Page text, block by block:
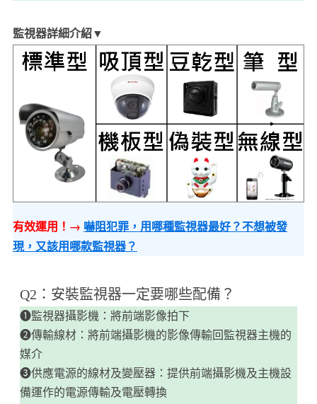
監視器詳細介紹▼
有效運用！→ 嚇阻犯罪，用哪種監視器最好？不想被發
現，又該用哪款監視器？
​Q2：安裝監視器一定要哪些配備？
❶監視器攝影機：將前端影像拍下
❷傳輸線材：將前端攝影機的影像傳輸回監視器主機的
媒介
❸供應電源的線材及變壓器：提供前端攝影機及主機設
備運作的電源傳輸及電壓轉換